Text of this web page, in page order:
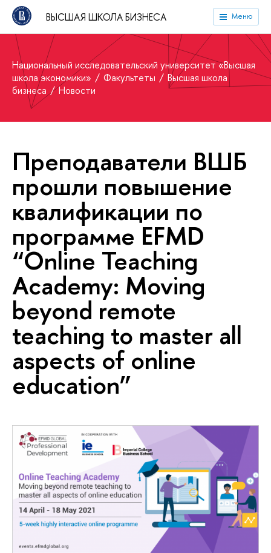
ВЫСШАЯ ШКОЛА БИЗНЕСА Меню
Национальный исследовательский университет «Высшая
школа экономики»
Факультеты
Высшая школа
бизнеса
Новости
Преподаватели ВШБ
прошли повышение
квалификации по
программе EFMD
“Online Teaching
Academy: Moving
beyond remote
teaching to master all
aspects of online
education”